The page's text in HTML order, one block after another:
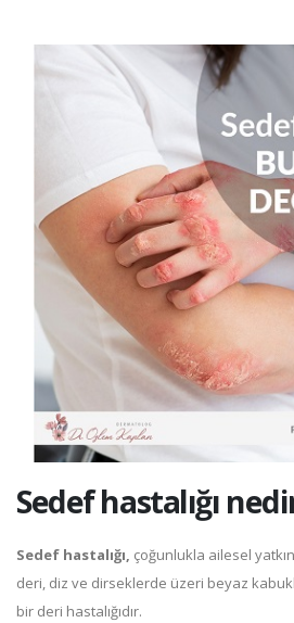
Sedef hastalığı
Sedef hastalığı, çoğunlukla ailesel
deri, diz ve dirseklerde üzeri beyaz
bir deri hastalığıdır.